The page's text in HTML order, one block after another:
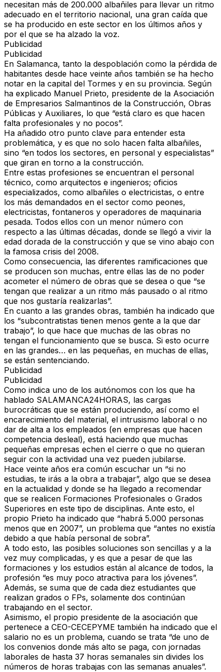
necesitan más de 200.000 albañiles para llevar un ritmo
adecuado en el territorio nacional, una gran caída que
se ha producido en este sector en los últimos años y
por el que se ha alzado la voz.
Publicidad
Publicidad
En Salamanca, tanto la despoblación como la pérdida de
habitantes desde hace veinte años también se ha hecho
notar en la capital del Tormes y en su provincia. Según
ha explicado Manuel Prieto, presidente de la Asociación
de Empresarios Salmantinos de la Construcción, Obras
Públicas y Auxiliares, lo que “está claro es que hacen
falta profesionales y no pocos”.
Ha añadido otro punto clave para entender esta
problemática, y es que no solo hacen falta albañiles,
sino “en todos los sectores, en personal y especialistas”
que giran en torno a la construcción.
Entre estas profesiones se encuentran el personal
técnico, como arquitectos e ingenieros; oficios
especializados, como albañiles o electricistas, o entre
los más demandados en el sector como peones,
electricistas, fontaneros y operadores de maquinaria
pesada. Todos ellos con un menor número con
respecto a las últimas décadas, donde se llegó a vivir la
edad dorada de la construcción y que se vino abajo con
la famosa crisis del 2008.
Como consecuencia, las diferentes ramificaciones que
se producen son muchas, entre ellas las de no poder
acometer el número de obras que se desea o que “se
tengan que realizar a un ritmo más pausado o al ritmo
que nos gustaría realizarlas”.
En cuanto a las grandes obras, también ha indicado que
los “subcontratistas tienen menos gente a la que dar
trabajo”, lo que hace que muchas de las obras no
tengan el funcionamiento que se busca. Si esto ocurre
en las grandes… en las pequeñas, en muchas de ellas,
se están sentenciando.
Publicidad
Publicidad
Como indica uno de los autónomos con los que ha
hablado SALAMANCA24HORAS, las cargas
burocráticas que se están produciendo, así como el
encarecimiento del material, el intrusismo laboral o no
dar de alta a los empleados (en empresas que hacen
competencia desleal), está haciendo que muchas
pequeñas empresas echen el cierre o que no quieran
seguir con la actividad una vez pueden jubilarse.
Hace veinte años era común escuchar un “si no
estudias, te irás a la obra a trabajar”, algo que se desea
en la actualidad y donde se ha llegado a recomendar
que se realicen Formaciones Profesionales o Grados
Superiores en este tipo de disciplinas. Ante esto, el
propio Prieto ha indicado que “habrá 5.000 personas
menos que en 2007”, un problema que “antes no existía
debido a que había personal de sobra”.
A todo esto, las posibles soluciones son sencillas y a la
vez muy complicadas, y es que a pesar de que las
formaciones y los estudios están al alcance de todos, la
profesión “es muy poco atractiva para los jóvenes”.
Además, se suma que de cada diez estudiantes que
realizan grados o FPs, solamente dos continúan
trabajando en el sector.
Asimismo, el propio presidente de la asociación que
pertenece a CEO-CECEPYME también ha indicado que el
salario no es un problema, cuando se trata “de uno de
los convenios donde más alto se paga, con jornadas
laborales de hasta 37 horas semanales sin divides los
números de horas trabajas con las semanas anuales”.